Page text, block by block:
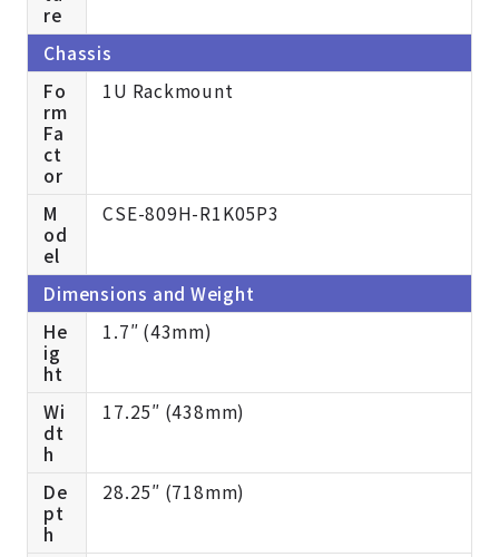
re
Chassis
Fo
rm
Fa
ct
or
1U Rackmount
M
od
el
CSE-809H-R1K05P3
Dimensions and Weight
He
ig
ht
1.7″ (43mm)
Wi
dt
h
17.25″ (438mm)
De
pt
h
28.25″ (718mm)